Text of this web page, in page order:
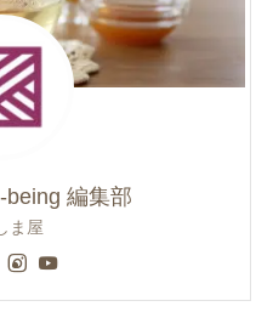
being 編集部
ま屋